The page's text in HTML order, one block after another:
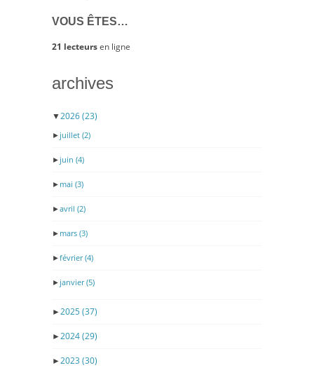
VOUS ÊTES…
21 lecteursen ligne
archives
▼2026(23)
► juillet (2)
► juin (4)
► mai (3)
►avril (2)
► mars (3)
►février(4)
► janvier(5)
►2025(37)
►2024(29)
►2023 (30)